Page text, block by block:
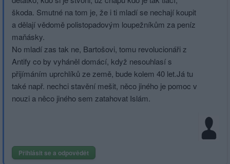
škoda. Smutné na tom je, že i ti mladí se nechají koupit
a dělají vědomě polistopadovým loupežníkům za peníz
maňásky.
No mladí zas tak ne, Bartošovi, tomu revolucionáři z
Antify co by vyháněl domácí, když nesouhlasí s
přijímáním uprchlíků ze země, bude kolem 40 let.Já tu
také např. nechci stavění mešit, něco jiného je pomoc v
nouzi a něco jiného sem zatahovat Islám.
Přihlásit se a odpovědět